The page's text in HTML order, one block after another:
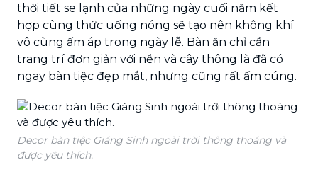
thời tiết se lạnh của những ngày cuối năm kết
hợp cùng thức uống nóng sẽ tạo nên không khí
vô cùng ấm áp trong ngày lễ. Bàn ăn chỉ cần
trang trí đơn giản với nền và cây thông là đã có
ngay bàn tiệc đẹp mắt, nhưng cũng rất ấm cúng.
Decor bàn tiệc Giáng Sinh ngoài trời thông thoáng và
được yêu thích.